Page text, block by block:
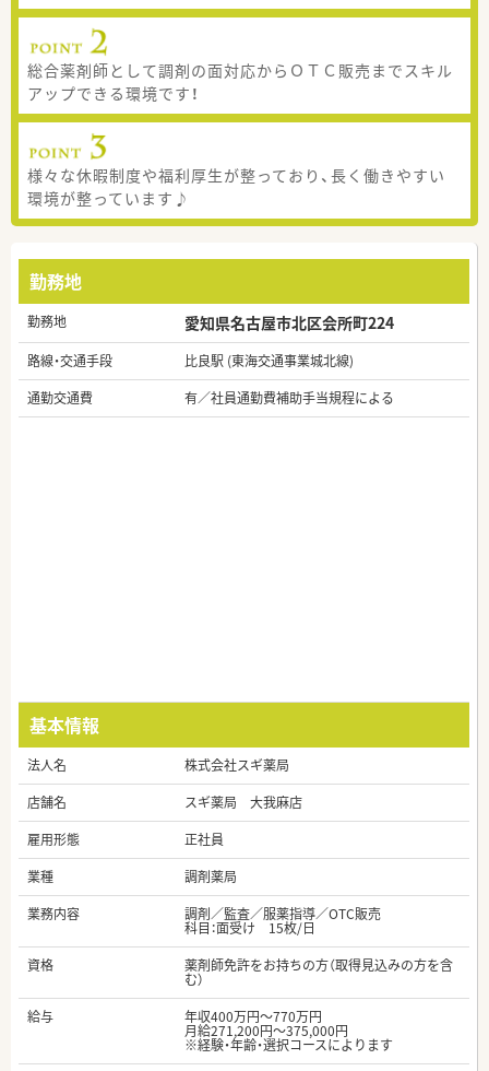
総合薬剤師として調剤の面対応からＯＴＣ販売までスキル
アップできる環境です！
様々な休暇制度や福利厚生が整っており、長く働きやすい
環境が整っています♪
勤務地
勤務地 愛知県名古屋市北区会所町224
路線・交通手段
比良駅 (東海交通事業城北線)
通勤交通費
有／社員通勤費補助手当規程による
基本情報
法人名
株式会社スギ薬局
店舗名
スギ薬局 大我麻店
雇用形態
正社員
業種
調剤薬局
業務内容
調剤／監査／服薬指導／OTC販売
科目：面受け 15枚/日
資格
薬剤師免許をお持ちの方（取得見込みの方を含
む）
給与
年収400万円～770万円
月給271,200円～375,000円
※経験・年齢・選択コースによります